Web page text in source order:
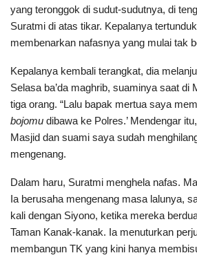
yang teronggok di sudut-sudutnya, di
Suratmi di atas tikar. Kepalanya
membenarkan nafasnya yang mulai tak
Kepalanya kembali terangkat, dia
Selasa ba’da maghrib, suaminya saat di
tiga orang. “Lalu bapak mertua saya
bojomu dibawa ke Polres.’ Mendengar
Masjid dan suami saya sudah
mengenang.
Dalam haru, Suratmi menghela nafas.
Ia berusaha mengenang masa lalunya,
kali dengan Siyono, ketika mereka
Taman Kanak-kanak. Ia menuturkan
membangun TK yang kini hanya